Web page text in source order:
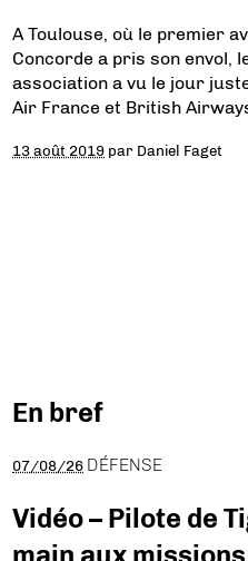
A Toulouse, où le premier
Concorde a pris son envol,
association a vu le jour
Air France et British
13 août 2019 par Daniel Faget
En bref
07/08/26 DÉFENSE
Vidéo – Pilote de